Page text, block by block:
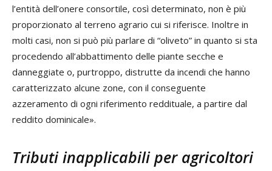
l’entità dell’onere consortile, così determinato, non è più
proporzionato al terreno agrario cui si riferisce. Inoltre in
molti casi, non si può più parlare di “oliveto” in quanto si sta
procedendo all’abbattimento delle piante secche e
danneggiate o, purtroppo, distrutte da incendi che hanno
caratterizzato alcune zone, con il conseguente
azzeramento di ogni riferimento reddituale, a partire dal
reddito dominicale».
Tributi inapplicabili per agricoltori